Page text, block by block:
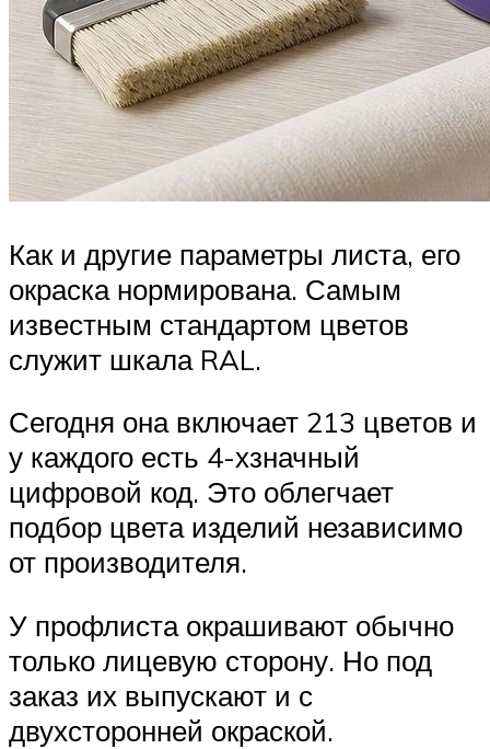
Как и другие параметры листа, его
окраска нормирована. Самым
известным стандартом цветов
служит шкала RAL.
Сегодня она включает 213 цветов и
у каждого есть 4-хзначный
цифровой код. Это облегчает
подбор цвета изделий независимо
от производителя.
У профлиста окрашивают обычно
только лицевую сторону. Но под
заказ их выпускают и с
двухсторонней окраской.